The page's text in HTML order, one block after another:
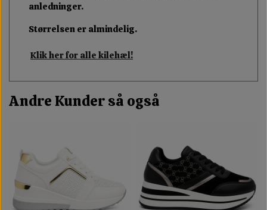
anledninger.
Størrelsen er almindelig.
Klik her for alle kilehæl!
Andre Kunder så også